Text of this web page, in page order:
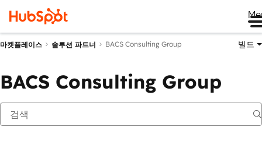
마켓플레이스 솔루션 파트너 BACS Consulting Group 빌드
BACS Consulting Group